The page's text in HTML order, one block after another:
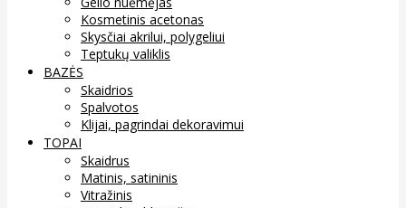
Kosmetinis acetonas
Skysčiai akrilui, polygeliui
Teptukų valiklis
BAZĖS
Skaidrios
Spalvotos
Klijai, pagrindai dekoravimui
TOPAI
Skaidrus
Matinis, satininis
Vitražinis